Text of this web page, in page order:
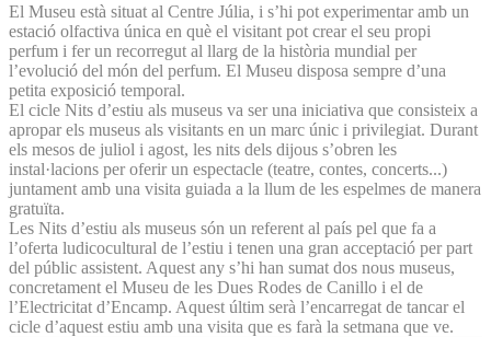
El Museu està situat al Centre Júlia, i s’hi pot experimentar amb un
estació olfactiva única en què el visitant pot crear el seu propi
perfum i fer un recorregut al llarg de la història mundial per
l’evolució del món del perfum. El Museu disposa sempre d’una
petita exposició temporal.
El cicle Nits d’estiu als museus va ser una iniciativa que consisteix a
apropar els museus als visitants en un marc únic i privilegiat. Durant
els mesos de juliol i agost, les nits dels dijous s’obren les
instal·lacions per oferir un espectacle (teatre, contes, concerts...)
juntament amb una visita guiada a la llum de les espelmes de manera
gratuïta.
Les Nits d’estiu als museus són un referent al país pel que fa a
l’oferta ludicocultural de l’estiu i tenen una gran acceptació per part
del públic assistent. Aquest any s’hi han sumat dos nous museus,
concretament el Museu de les Dues Rodes de Canillo i el de
l’Electricitat d’Encamp. Aquest últim serà l’encarregat de tancar el
cicle d’aquest estiu amb una visita que es farà la setmana que ve.